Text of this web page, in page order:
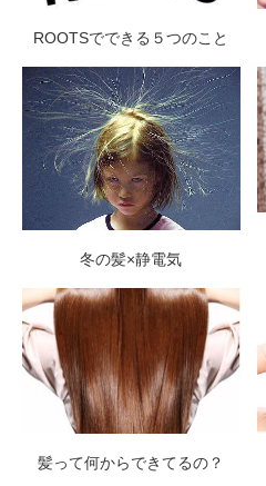
ROOTSでできる５つのこと
冬の髪×静電気
髪って何からできてるの？